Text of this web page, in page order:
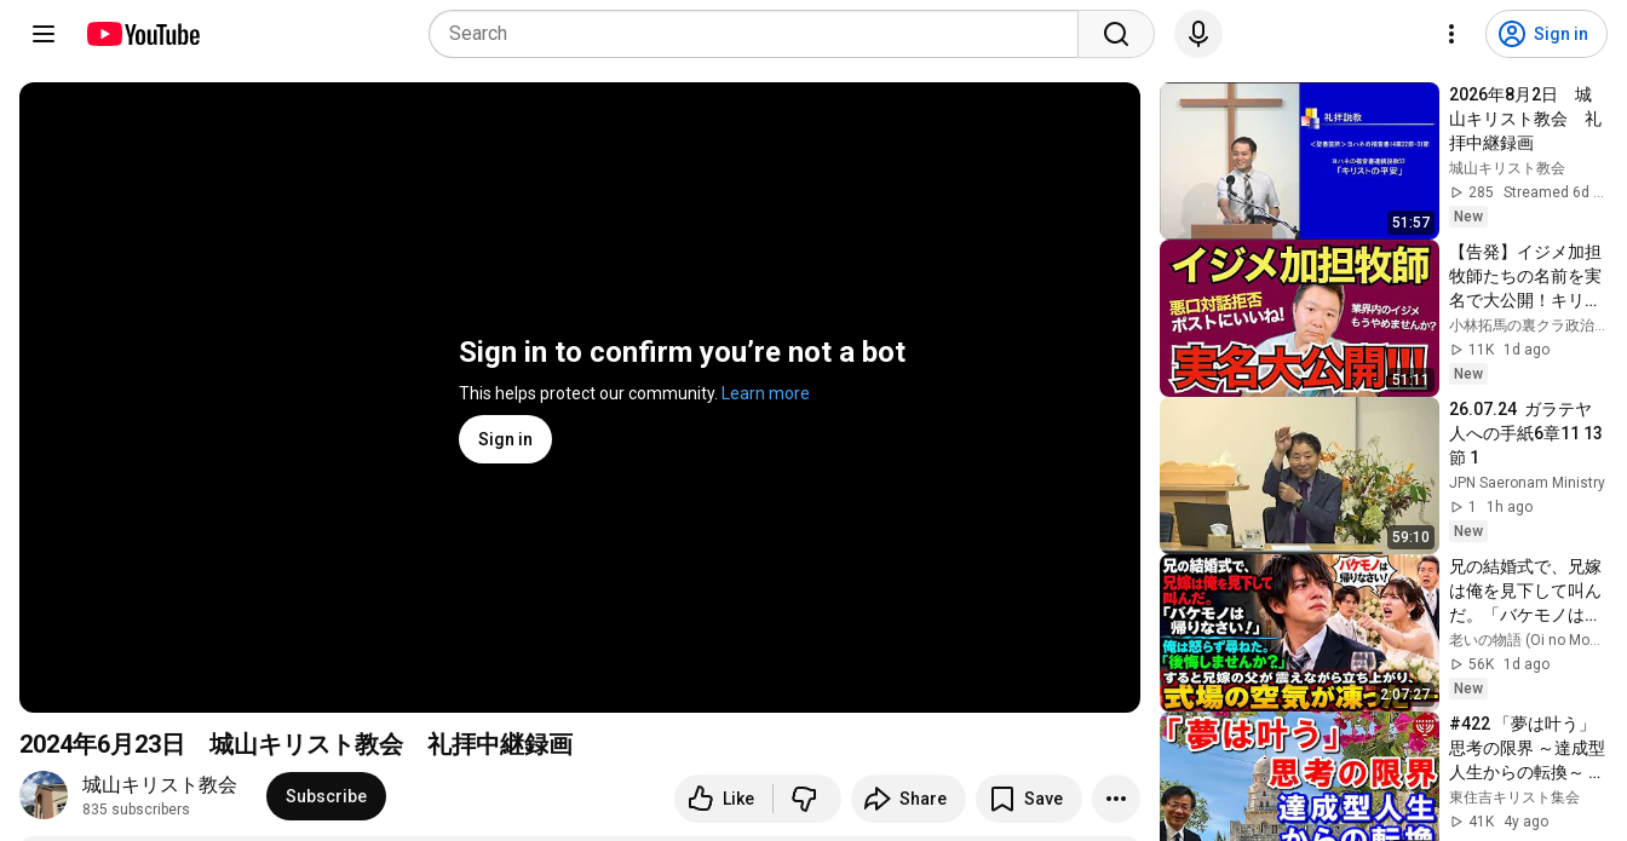
Sign in
Sign in to confirm you’re not a bot
This helps protect our community. Learn more
Sign in
2024年6月23日 城山キリスト教会 礼拝中継録画
城山キリスト教会
835 subscribers
Subscribe Like Share Save
51:57
2026年8月2日　城
山キリスト教会　礼
拝中継録画
城山キリスト教会
285
Streamed 6d ago
New
51:11
【告発】イジメ加担
牧師たちの名前を実
名で大公開！キリス
ト教業界の闇！ キリ
スト新聞松谷信司社
長の悪口対談拒否排
松谷氏のポスト修正
にも反論します。
小林拓馬の裏クラ政治NEWS
11K
1d ago
New
59:10
26.07.24  ガラテヤ
人への手紙6章11 13
節 1
JPN Saeronam Ministry
1
1h ago
New
2:07:27
兄の結婚式で、兄嫁
は俺を見下して叫ん
だ。「バケモノは帰
りなさい！」俺は怒
らず尋ねた。「後悔
しませんか？」する
と兄嫁の父が震えな
がら立ち上がり、式
場の空気が凍った
――
56K
1d ago
New
#422 「夢は叶う」
思考の限界 ～達成型
人生からの転換～ コ
リント人への手紙 第
一 4章1～5節より 高
東住吉キリスト集会
41K
4y ago